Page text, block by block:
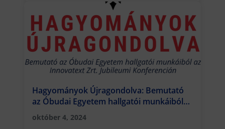
Hagyományok Újragondolva: Bemutató
az Óbudai Egyetem hallgatói munkáiból
az Innovatext Zrt. Jubileumi Konferencián
október 4, 2024